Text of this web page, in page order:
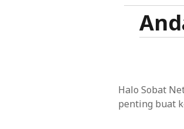
Mengamankan dari Serangan SQL
Menyediakan Fitur Keranjang Belanja
Halo Sobat
penting buat